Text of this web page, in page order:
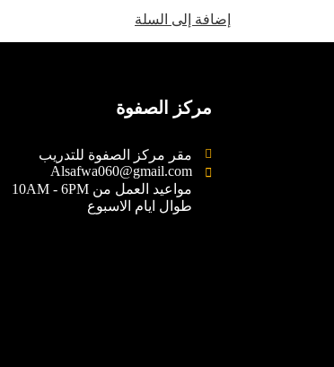
إضافة إلى السلة
مركز الصفوة
مقر مركز الصفوة للتدريب
Alsafwa060@gmail.com
مواعيد العمل من 10AM - 6PM
طوال ايام الاسبوع